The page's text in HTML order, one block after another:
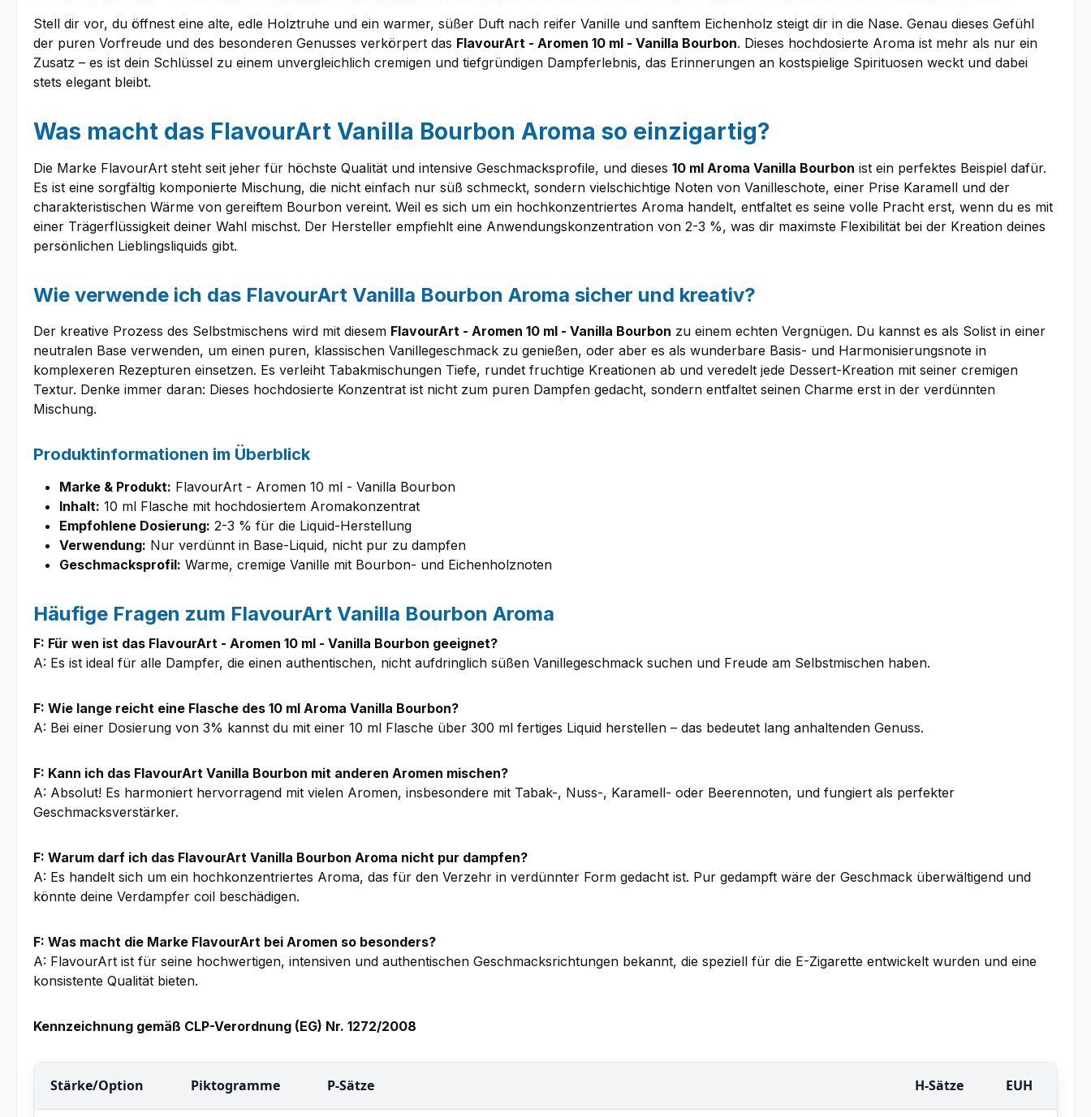
Stell dir vor, du öffnest eine alte, edle Holztruhe und ein warmer, süßer Duft nach reifer Vanille und sanftem Eichenholz steigt dir in die Nase. Genau dieses Gefühl
der puren Vorfreude und des besonderen Genusses verkörpert das FlavourArt - Aromen 10 ml - Vanilla Bourbon. Dieses hochdosierte Aroma ist mehr als nur ein
Zusatz – es ist dein Schlüssel zu einem unvergleichlich cremigen und tiefgründigen Dampferlebnis, das Erinnerungen an kostspielige Spirituosen weckt und dabei
stets elegant bleibt.
Was macht das FlavourArt Vanilla Bourbon Aroma so einzigartig?
Die Marke FlavourArt steht seit jeher für höchste Qualität und intensive Geschmacksprofile, und dieses 10 ml Aroma Vanilla Bourbon ist ein perfektes Beispiel dafür.
Es ist eine sorgfältig komponierte Mischung, die nicht einfach nur süß schmeckt, sondern vielschichtige Noten von Vanilleschote, einer Prise Karamell und der
charakteristischen Wärme von gereiftem Bourbon vereint. Weil es sich um ein hochkonzentriertes Aroma handelt, entfaltet es seine volle Pracht erst, wenn du es mit
einer Trägerflüssigkeit deiner Wahl mischst. Der Hersteller empfiehlt eine Anwendungskonzentration von 2-3 %, was dir maximste Flexibilität bei der Kreation deines
persönlichen Lieblingsliquids gibt.
Wie verwende ich das FlavourArt Vanilla Bourbon Aroma sicher und kreativ?
Der kreative Prozess des Selbstmischens wird mit diesem FlavourArt - Aromen 10 ml - Vanilla Bourbon zu einem echten Vergnügen. Du kannst es als Solist in einer
neutralen Base verwenden, um einen puren, klassischen Vanillegeschmack zu genießen, oder aber es als wunderbare Basis- und Harmonisierungsnote in
komplexeren Rezepturen einsetzen. Es verleiht Tabakmischungen Tiefe, rundet fruchtige Kreationen ab und veredelt jede Dessert-Kreation mit seiner cremigen
Textur. Denke immer daran: Dieses hochdosierte Konzentrat ist nicht zum puren Dampfen gedacht, sondern entfaltet seinen Charme erst in der verdünnten
Mischung.
Produktinformationen im Überblick
Marke & Produkt: FlavourArt - Aromen 10 ml - Vanilla Bourbon
Inhalt: 10 ml Flasche mit hochdosiertem Aromakonzentrat
Empfohlene Dosierung: 2-3 % für die Liquid-Herstellung
Verwendung: Nur verdünnt in Base-Liquid, nicht pur zu dampfen
Geschmacksprofil: Warme, cremige Vanille mit Bourbon- und Eichenholznoten
Häufige Fragen zum FlavourArt Vanilla Bourbon Aroma
F: Für wen ist das FlavourArt - Aromen 10 ml - Vanilla Bourbon geeignet?
A: Es ist ideal für alle Dampfer, die einen authentischen, nicht aufdringlich süßen Vanillegeschmack suchen und Freude am Selbstmischen haben.
F: Wie lange reicht eine Flasche des 10 ml Aroma Vanilla Bourbon?
A: Bei einer Dosierung von 3% kannst du mit einer 10 ml Flasche über 300 ml fertiges Liquid herstellen – das bedeutet lang anhaltenden Genuss.
F: Kann ich das FlavourArt Vanilla Bourbon mit anderen Aromen mischen?
A: Absolut! Es harmoniert hervorragend mit vielen Aromen, insbesondere mit Tabak-, Nuss-, Karamell- oder Beerennoten, und fungiert als perfekter
Geschmacksverstärker.
F: Warum darf ich das FlavourArt Vanilla Bourbon Aroma nicht pur dampfen?
A: Es handelt sich um ein hochkonzentriertes Aroma, das für den Verzehr in verdünnter Form gedacht ist. Pur gedampft wäre der Geschmack überwältigend und
könnte deine Verdampfer coil beschädigen.
F: Was macht die Marke FlavourArt bei Aromen so besonders?
A: FlavourArt ist für seine hochwertigen, intensiven und authentischen Geschmacksrichtungen bekannt, die speziell für die E-Zigarette entwickelt wurden und eine
konsistente Qualität bieten.
Kennzeichnung gemäß CLP-Verordnung (EG) Nr. 1272/2008
Stärke/Option Piktogramme P-Sätze H-Sätze EUH